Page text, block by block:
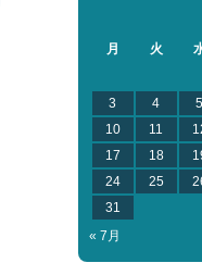
月
火
3
4 5
10
11
17
18
24
25
31
« 7月